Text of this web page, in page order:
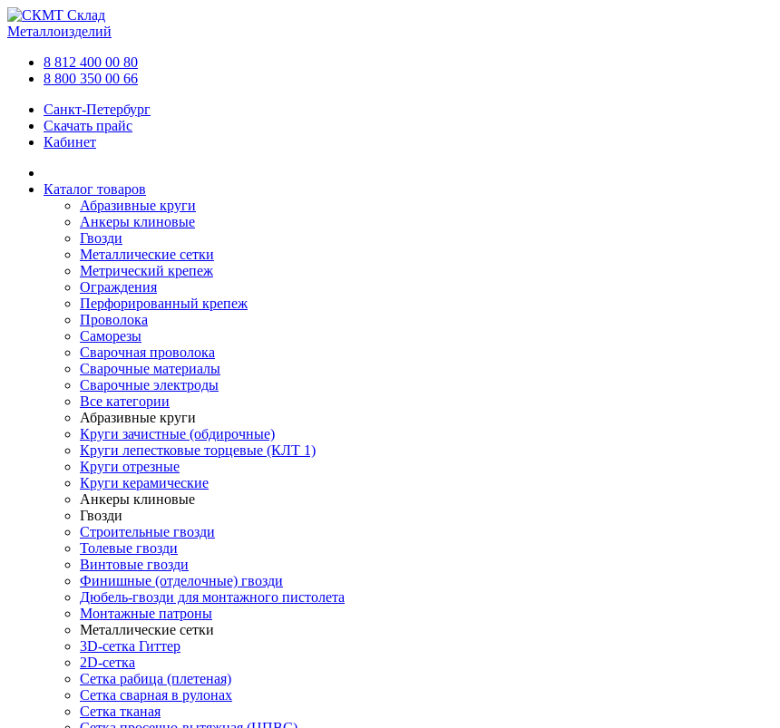
Склад
Металлоизделий
8 812 400 00 80
8 800 350 00 66
Санкт-Петербург
Скачать прайс
Кабинет
Каталог товаров
Абразивные круги
Анкеры клиновые
Гвозди
Металлические сетки
Метрический крепеж
Ограждения
Перфорированный крепеж
Проволока
Саморезы
Сварочная проволока
Сварочные материалы
Сварочные электроды
Все категории
Абразивные круги
Круги зачистные (обдирочные)
Круги лепестковые торцевые (КЛТ 1)
Круги отрезные
Круги керамические
Анкеры клиновые
Гвозди
Строительные гвозди
Толевые гвозди
Винтовые гвозди
Финишные (отделочные) гвозди
Дюбель-гвозди для монтажного пистолета
Монтажные патроны
Металлические сетки
3D-сетка Гиттер
2D-сетка
Сетка рабица (плетеная)
Сетка сварная в рулонах
Сетка тканая